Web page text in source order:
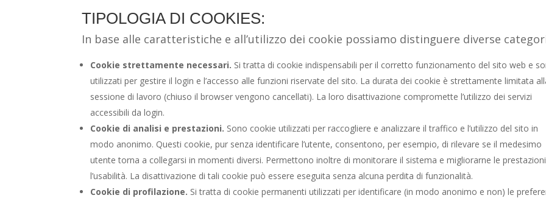
TIPOLOGIA DI COOKIES:
In base alle caratteristiche e all’utilizzo dei cookie possiamo distinguere diverse
Cookie strettamente necessari. Si tratta di cookie indispensabili per il corretto funzionamento del sito web e
utilizzati per gestire il login e l’accesso alle funzioni riservate del sito. La durata dei cookie è strettamente limitata
sessione di lavoro (chiuso il browser vengono cancellati). La loro disattivazione compromette l’utilizzo dei servizi
accessibili da login.
Cookie di analisi e prestazioni. Sono cookie utilizzati per raccogliere e analizzare il traffico e l’utilizzo del sito in
modo anonimo. Questi cookie, pur senza identificare l’utente, consentono, per esempio, di rilevare se il medesimo
utente torna a collegarsi in momenti diversi. Permettono inoltre di monitorare il sistema e migliorarne le
l’usabilità. La disattivazione di tali cookie può essere eseguita senza alcuna perdita di funzionalità.
Cookie di profilazione. Si tratta di cookie permanenti utilizzati per identificare (in modo anonimo e non) le